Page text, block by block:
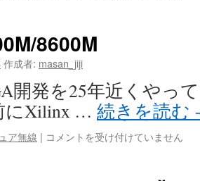
大
会
は
8600M
作成者: masan_jiji
開発を25年近くやっ
にXilinx … 続きを読む
ア無線 | FLEX-
コメントを受け付けていません